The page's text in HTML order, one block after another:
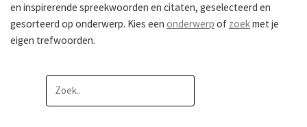
en inspirerende spreekwoorden en citaten, geselecteerd en
gesorteerd op onderwerp. Kies een onderwerp of zoekmet je
eigen trefwoorden.